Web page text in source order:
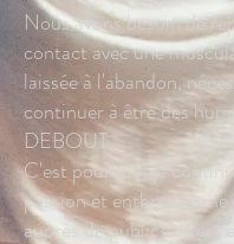
Nous avons besoin de
contact avec une
laissée à l'abandon,
continuer à être des
DEBOUT.
C'est pourquoi je
passion et enthousiasme,
auprès de publics divers